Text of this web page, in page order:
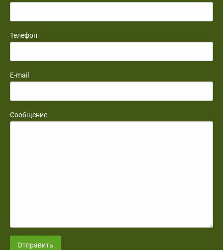
Телефон
E-mail
Сообщение
Отправить